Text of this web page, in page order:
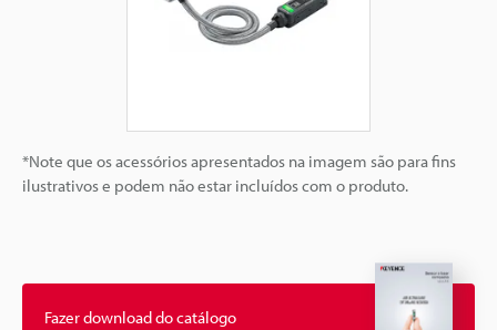
*Note que os acessórios apresentados na imagem são para fins
ilustrativos e podem não estar incluídos com o produto.
Fazer download do catálogo